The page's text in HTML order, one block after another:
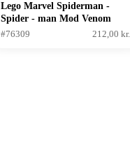
Lego Marvel Spiderman -
Spider - man Mod Venom
Muskelbil
#76309 212,00 kr.